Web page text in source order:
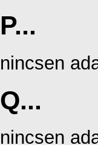
P...
nincsen
Q...
nincsen